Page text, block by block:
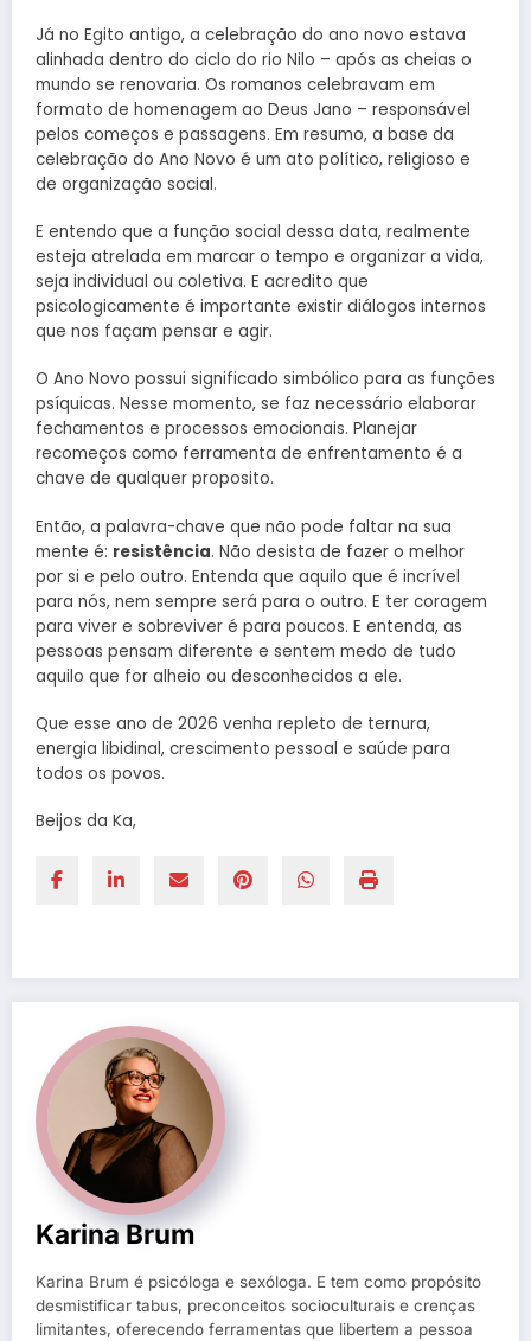
Já no Egito antigo, a celebração do ano novo estava
alinhada dentro do ciclo do rio Nilo – após as cheias o
mundo se renovaria. Os romanos celebravam em
formato de homenagem ao Deus Jano – responsável
pelos começos e passagens. Em resumo, a base da
celebração do Ano Novo é um ato político, religioso e
de organização social.
E entendo que a função social dessa data, realmente
esteja atrelada em marcar o tempo e organizar a vida,
seja individual ou coletiva. E acredito que
psicologicamente é importante existir diálogos internos
que nos façam pensar e agir.
O Ano Novo possui significado simbólico para as funções
psíquicas. Nesse momento, se faz necessário elaborar
fechamentos e processos emocionais. Planejar
recomeços como ferramenta de enfrentamento é a
chave de qualquer proposito.
Então, a palavra-chave que não pode faltar na sua
mente é: resistência. Não desista de fazer o melhor
por si e pelo outro. Entenda que aquilo que é incrível
para nós, nem sempre será para o outro. E ter coragem
para viver e sobreviver é para poucos. E entenda, as
pessoas pensam diferente e sentem medo de tudo
aquilo que for alheio ou desconhecidos a ele.
Que esse ano de 2026 venha repleto de ternura,
energia libidinal, crescimento pessoal e saúde para
todos os povos.
Beijos da Ka,
Karina Brum
Karina Brum é psicóloga e sexóloga. E tem como propósito
desmistificar tabus, preconceitos socioculturais e crenças
limitantes, oferecendo ferramentas que libertem a pessoa